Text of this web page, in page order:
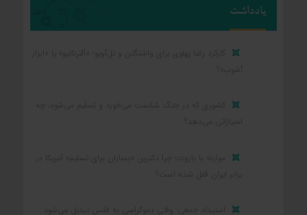
یادداشت
کشوری که در جنگ شکست می‌خورد و تسلیم می‌شود، چه
امتیازاتی می‌دهد؟
موازنه با باروت؛ چرا دکترین «بمباران برای تسلیم» آمریکا در